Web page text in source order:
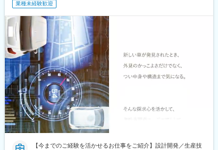
業種未経験歓迎
【今までのご経験を活かせるお仕事をご紹介】設計開発／生産技